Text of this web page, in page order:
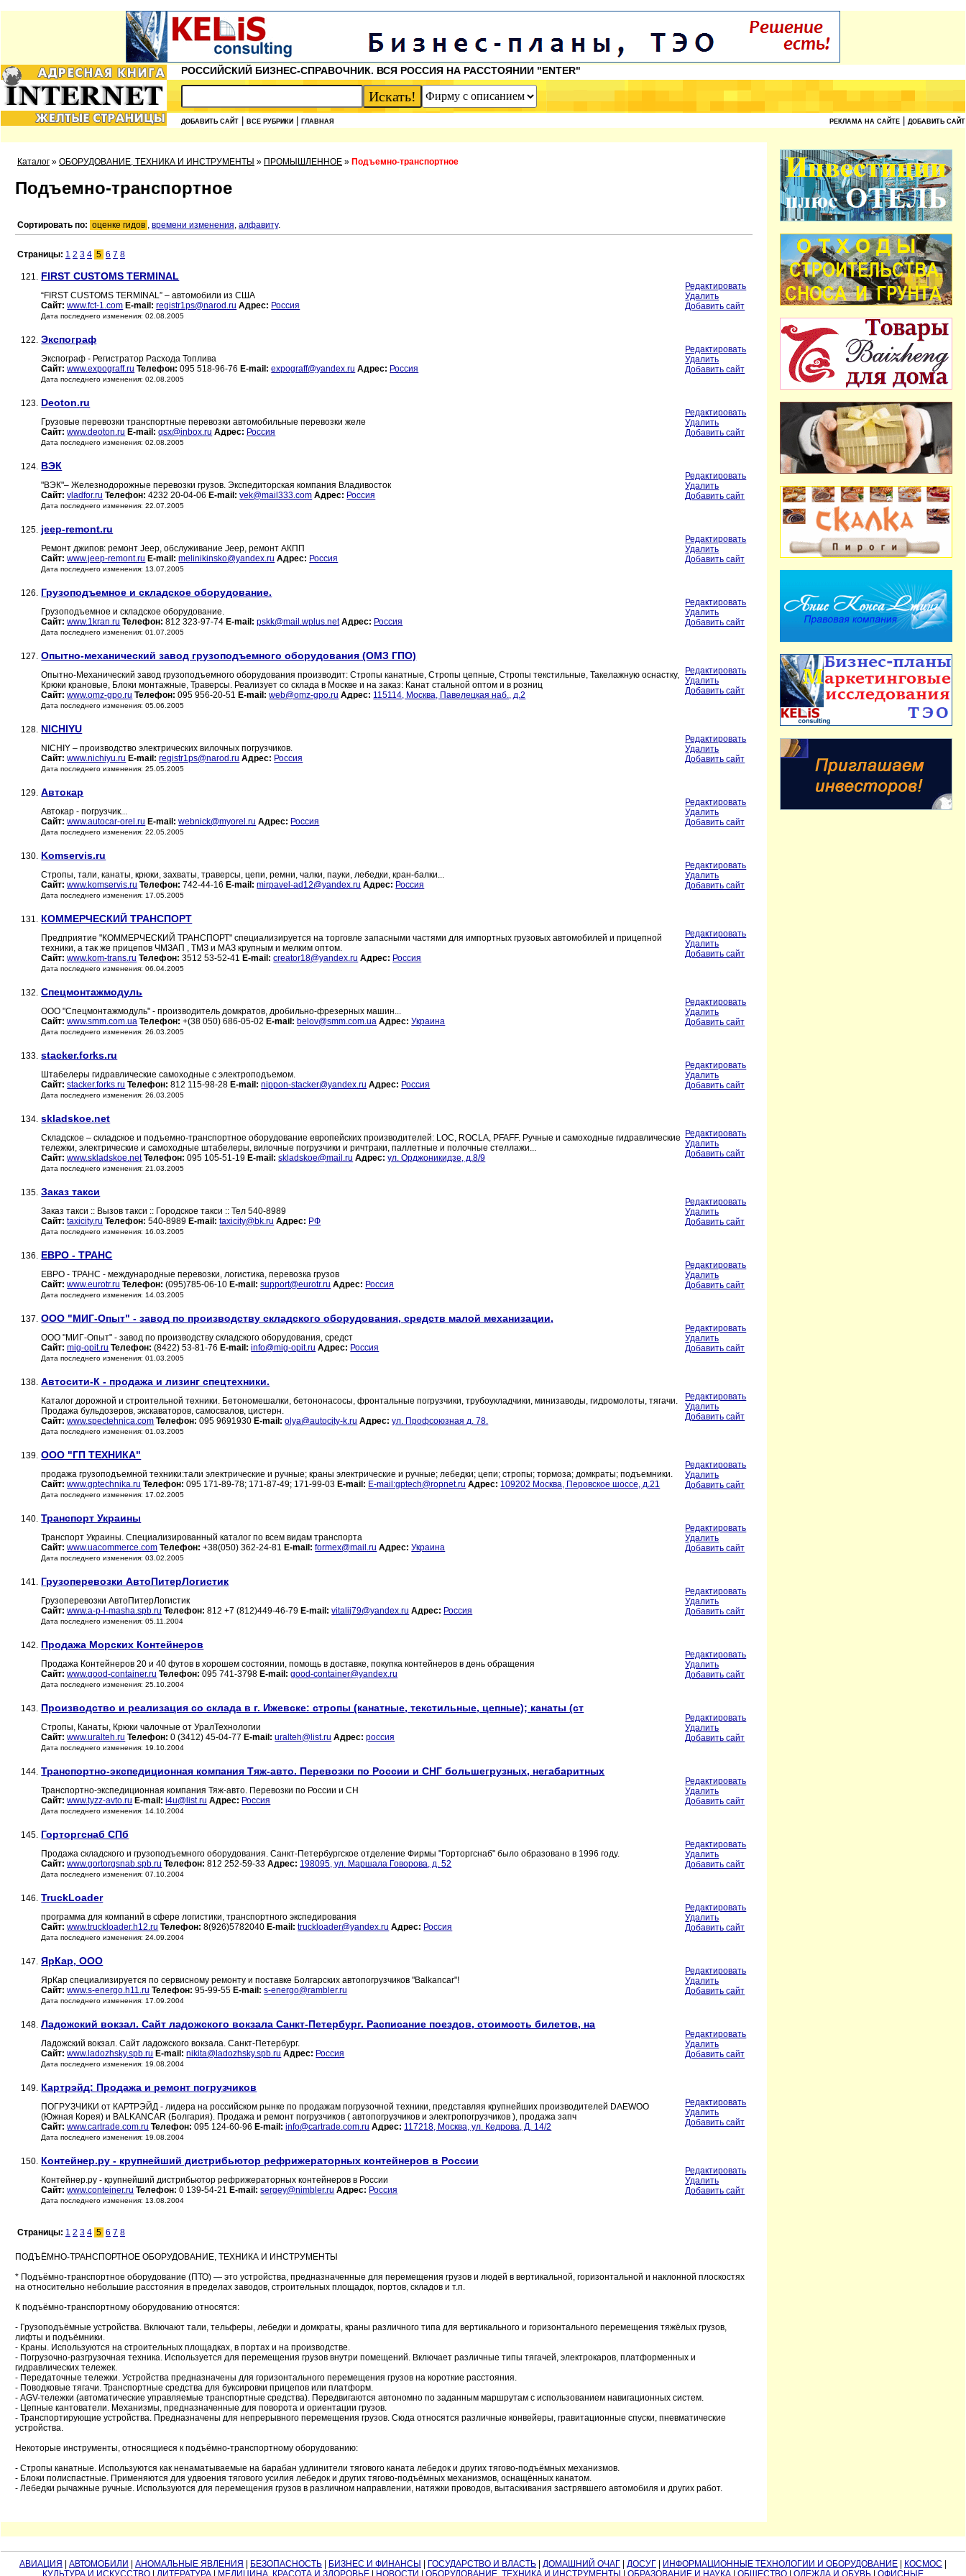
РОССИЙСКИЙ БИЗНЕС-СПРАВОЧНИК. ВСЯ РОССИЯ НА РАССТОЯНИИ "ENTER"
ДОБАВИТЬ САЙТ ВСЕ РУБРИКИ ГЛАВНАЯ РЕКЛАМА НА САЙТЕ ДОБАВИТЬ САЙТ
Каталог » ОБОРУДОВАНИЕ, ТЕХНИКА И ИНСТРУМЕНТЫ » ПРОМЫШЛЕННОЕ » Подъемно-транспортное
Подъемно-транспортное
Сортировать по: оценке гидов , времени изменения, алфавиту.
Страницы: 1 2 3 4 5 6 7 8
121. FIRST CUSTOMS TERMINAL
“FIRST CUSTOMS TERMINAL” – автомобили из США
Сайт: www.fct-1.com E-mail: registr1ps@narod.ru Адрес: Россия
Дата последнего изменения: 02.08.2005
Редактировать
Удалить
Добавить сайт
122. Экспограф
Экспограф - Регистратор Расхода Топлива
Сайт: www.expograff.ru Телефон: 095 518-96-76 E-mail: expograff@yandex.ru Адрес: Россия
Дата последнего изменения: 02.08.2005
Редактировать
Удалить
Добавить сайт
123. Deoton.ru
Грузовые перевозки транспортные перевозки автомобильные перевозки желе
Сайт: www.deoton.ru E-mail: qsx@inbox.ru Адрес: Россия
Дата последнего изменения: 02.08.2005
Редактировать
Удалить
Добавить сайт
124. ВЭК
"ВЭК"– Железнодорожные перевозки грузов. Экспедиторская компания Владивосток
Сайт: vladfor.ru Телефон: 4232 20-04-06 E-mail: vek@mail333.com Адрес: Россия
Дата последнего изменения: 22.07.2005
Редактировать
Удалить
Добавить сайт
125. jeep-remont.ru
Ремонт джипов: ремонт Jeep, обслуживание Jeep, ремонт АКПП
Сайт: www.jeep-remont.ru E-mail: melinikinsko@yandex.ru Адрес: Россия
Дата последнего изменения: 13.07.2005
Редактировать
Удалить
Добавить сайт
126. Грузоподъемное и складское оборудование.
Грузоподъемное и складское оборудование.
Сайт: www.1kran.ru Телефон: 812 323-97-74 E-mail: pskk@mail.wplus.net Адрес: Россия
Дата последнего изменения: 01.07.2005
Редактировать
Удалить
Добавить сайт
127. Опытно-механический завод грузоподъемного оборудования (ОМЗ ГПО)
Опытно-Механический завод грузоподъемного оборудования производит: Стропы канатные, Стропы цепные, Стропы текстильные, Такелажную оснастку,
Крюки крановые, Блоки монтажные, Траверсы. Реализует со склада в Москве и на заказ: Канат стальной оптом и в розниц
Сайт: www.omz-gpo.ru Телефон: 095 956-20-51 E-mail: web@omz-gpo.ru Адрес: 115114, Москва, Павелецкая наб., д.2
Дата последнего изменения: 05.06.2005
Редактировать
Удалить
Добавить сайт
128. NICHIYU
NICHIY – производство электрических вилочных погрузчиков.
Сайт: www.nichiyu.ru E-mail: registr1ps@narod.ru Адрес: Россия
Дата последнего изменения: 25.05.2005
Редактировать
Удалить
Добавить сайт
129. Автокар
Автокар - погрузчик...
Сайт: www.autocar-orel.ru E-mail: webnick@myorel.ru Адрес: Россия
Дата последнего изменения: 22.05.2005
Редактировать
Удалить
Добавить сайт
130. Komservis.ru
Cтропы, тали, канаты, крюки, захваты, траверсы, цепи, ремни, чалки, пауки, лебедки, кран-балки...
Сайт: www.komservis.ru Телефон: 742-44-16 E-mail: mirpavel-ad12@yandex.ru Адрес: Россия
Дата последнего изменения: 17.05.2005
Редактировать
Удалить
Добавить сайт
131. КОММЕРЧЕСКИЙ ТРАНСПОРТ
Предприятие "КОММЕРЧЕСКИЙ ТРАНСПОРТ" специализируется на торговле запасными частями для импортных грузовых автомобилей и прицепной
техники, а так же прицепов ЧМЗАП , ТМЗ и МАЗ крупным и мелким оптом.
Сайт: www.kom-trans.ru Телефон: 3512 53-52-41 E-mail: creator18@yandex.ru Адрес: Россия
Дата последнего изменения: 06.04.2005
Редактировать
Удалить
Добавить сайт
132. Спецмонтажмодуль
ООО "Спецмонтажмодуль" - производитель домкратов, дробильно-фрезерных машин...
Сайт: www.smm.com.ua Телефон: +(38 050) 686-05-02 E-mail: belov@smm.com.ua Адрес: Украина
Дата последнего изменения: 26.03.2005
Редактировать
Удалить
Добавить сайт
133. stacker.forks.ru
Штабелеры гидравлические самоходные с электроподъемом.
Сайт: stacker.forks.ru Телефон: 812 115-98-28 E-mail: nippon-stacker@yandex.ru Адрес: Россия
Дата последнего изменения: 26.03.2005
Редактировать
Удалить
Добавить сайт
134. skladskoe.net
Складское – складское и подъемно-транспортное оборудование европейских производителей: LOC, ROCLA, PFAFF. Ручные и самоходные гидравлические
тележки, электрические и самоходные штабелеры, вилочные погрузчики и ричтраки, паллетные и полочные стеллажи...
Сайт: www.skladskoe.net Телефон: 095 105-51-19 E-mail: skladskoe@mail.ru Адрес: ул. Орджоникидзе, д.8/9
Дата последнего изменения: 21.03.2005
Редактировать
Удалить
Добавить сайт
135. Заказ такси
Заказ такси :: Вызов такси :: Городское такси :: Тел 540-8989
Сайт: taxicity.ru Телефон: 540-8989 E-mail: taxicity@bk.ru Адрес: РФ
Дата последнего изменения: 16.03.2005
Редактировать
Удалить
Добавить сайт
136. ЕВРО - ТРАНС
ЕВРО - ТРАНС - международные перевозки, логистика, перевозка грузов
Сайт: www.eurotr.ru Телефон: (095)785-06-10 E-mail: support@eurotr.ru Адрес: Россия
Дата последнего изменения: 14.03.2005
Редактировать
Удалить
Добавить сайт
137. ООО "МИГ-Опыт" - завод по производству складского оборудования, средств малой механизации,
ООО "МИГ-Опыт" - завод по производству складского оборудования, средст
Сайт: mig-opit.ru Телефон: (8422) 53-81-76 E-mail: info@mig-opit.ru Адрес: Россия
Дата последнего изменения: 01.03.2005
Редактировать
Удалить
Добавить сайт
138. Автосити-К - продажа и лизинг спецтехники.
Каталог дорожной и строительной техники. Бетономешалки, бетононасосы, фронтальные погрузчики, трубоукладчики, минизаводы, гидромолоты, тягачи.
Продажа бульдозеров, экскаваторов, самосвалов, цистерн.
Сайт: www.spectehnica.com Телефон: 095 9691930 E-mail: olya@autocity-k.ru Адрес: ул. Профсоюзная д. 78.
Дата последнего изменения: 01.03.2005
Редактировать
Удалить
Добавить сайт
139. ООО "ГП ТЕХНИКА"
продажа грузоподъемной техники:тали электрические и ручные; краны электрические и ручные; лебедки; цепи; стропы; тормоза; домкраты; подъемники.
Сайт: www.gptechnika.ru Телефон: 095 171-89-78; 171-87-49; 171-99-03 E-mail: E-mail:gptech@ropnet.ru Адрес: 109202 Москва, Перовское шоссе, д.21
Дата последнего изменения: 17.02.2005
Редактировать
Удалить
Добавить сайт
140. Транспорт Украины
Транспорт Украины. Специализированный каталог по всем видам транспорта
Сайт: www.uacommerce.com Телефон: +38(050) 362-24-81 E-mail: formex@mail.ru Адрес: Украина
Дата последнего изменения: 03.02.2005
Редактировать
Удалить
Добавить сайт
141. Грузоперевозки АвтоПитерЛогистик
Грузоперевозки АвтоПитерЛогистик
Сайт: www.a-p-l-masha.spb.ru Телефон: 812 +7 (812)449-46-79 E-mail: vitalij79@yandex.ru Адрес: Россия
Дата последнего изменения: 05.11.2004
Редактировать
Удалить
Добавить сайт
142. Продажа Морских Контейнеров
Продажа Контейнеров 20 и 40 футов в хорошем состоянии, помощь в доставке, покупка контейнеров в день обращения
Сайт: www.good-container.ru Телефон: 095 741-3798 E-mail: good-container@yandex.ru
Дата последнего изменения: 25.10.2004
Редактировать
Удалить
Добавить сайт
143. Производство и реализация со склада в г. Ижевске: стропы (канатные, текстильные, цепные); канаты (ст
Стропы, Канаты, Крюки чалочные от УралТехнологии
Сайт: www.uralteh.ru Телефон: 0 (3412) 45-04-77 E-mail: uralteh@list.ru Адрес: россия
Дата последнего изменения: 19.10.2004
Редактировать
Удалить
Добавить сайт
144. Транспортно-экспедиционная компания Тяж-авто. Перевозки по России и СНГ большегрузных, негабаритных
Транспортно-экспедиционная компания Тяж-авто. Перевозки по России и СН
Сайт: www.tyzz-avto.ru E-mail: i4u@list.ru Адрес: Россия
Дата последнего изменения: 14.10.2004
Редактировать
Удалить
Добавить сайт
145. Горторгснаб СПб
Продажа складского и грузоподъемного оборудования. Санкт-Петербургское отделение Фирмы "Горторгснаб" было образовано в 1996 году.
Сайт: www.gortorgsnab.spb.ru Телефон: 812 252-59-33Адрес: 198095, ул. Маршала Говорова, д. 52
Дата последнего изменения: 07.10.2004
Редактировать
Удалить
Добавить сайт
146. TruckLoader
программа для компаний в сфере логистики, транспортного экспедирования
Сайт: www.truckloader.h12.ru Телефон: 8(926)5782040 E-mail: truckloader@yandex.ru Адрес: Россия
Дата последнего изменения: 24.09.2004
Редактировать
Удалить
Добавить сайт
147. ЯрКар, ООО
ЯрКар специализируется по сервисному ремонту и поставке Болгарских автопогрузчиков "Balkancar"!
Сайт: www.s-energo.h11.ru Телефон: 95-99-55 E-mail: s-energo@rambler.ru
Дата последнего изменения: 17.09.2004
Редактировать
Удалить
Добавить сайт
148. Ладожский вокзал. Сайт ладожского вокзала Санкт-Петербург. Расписание поездов, стоимость билетов, на
Ладожский вокзал. Сайт ладожского вокзала. Санкт-Петербург.
Сайт: www.ladozhsky.spb.ru E-mail: nikita@ladozhsky.spb.ru Адрес: Россия
Дата последнего изменения: 19.08.2004
Редактировать
Удалить
Добавить сайт
149. Картрэйд: Продажа и ремонт погрузчиков
ПОГРУЗЧИКИ от КАРТРЭЙД - лидера на российском рынке по продажам погрузочной техники, представляя крупнейших производителей DAEWOO
(Южная Корея) и BALKANCAR (Болгария). Продажа и ремонт погрузчиков ( автопогрузчиков и электропогрузчиков ), продажа запч
Сайт: www.cartrade.com.ru Телефон: 095 124-60-96 E-mail: info@cartrade.com.ru Адрес: 117218, Москва, ул. Кедрова, Д. 14/2
Дата последнего изменения: 19.08.2004
Редактировать
Удалить
Добавить сайт
150. Контейнер.ру - крупнейший дистрибьютор рефрижераторных контейнеров в России
Контейнер.ру - крупнейший дистрибьютор рефрижераторных контейнеров в России
Сайт: www.conteiner.ru Телефон: 0 139-54-21 E-mail: sergey@nimbler.ru Адрес: Россия
Дата последнего изменения: 13.08.2004
Редактировать
Удалить
Добавить сайт
Страницы: 1 2 3 4 5 6 7 8
ПОДЪЁМНО-ТРАНСПОРТНОЕ ОБОРУДОВАНИЕ, ТЕХНИКА И ИНСТРУМЕНТЫ
* Подъёмно-транспортное оборудование (ПТО) — это устройства, предназначенные для перемещения грузов и людей в вертикальной, горизонтальной и наклонной плоскостях
на относительно небольшие расстояния в пределах заводов, строительных площадок, портов, складов и т.п.
К подъёмно-транспортному оборудованию относятся:
- Грузоподъёмные устройства. Включают тали, тельферы, лебедки и домкраты, краны различного типа для вертикального и горизонтального перемещения тяжёлых грузов,
лифты и подъёмники.
- Краны. Используются на строительных площадках, в портах и на производстве.
- Погрузочно-разгрузочная техника. Используется для перемещения грузов внутри помещений. Включает различные типы тягачей, электрокаров, платформенных и
гидравлических тележек.
- Передаточные тележки. Устройства предназначены для горизонтального перемещения грузов на короткие расстояния.
- Поводковые тягачи. Транспортные средства для буксировки прицепов или платформ.
- AGV-тележки (автоматические управляемые транспортные средства). Передвигаются автономно по заданным маршрутам с использованием навигационных систем.
- Цепные кантователи. Механизмы, предназначенные для поворота и ориентации грузов.
- Транспортирующие устройства. Предназначены для непрерывного перемещения грузов. Сюда относятся различные конвейеры, гравитационные спуски, пневматические
устройства.
Некоторые инструменты, относящиеся к подъёмно-транспортному оборудованию:
- Стропы канатные. Используются как ненаматываемые на барабан удлинители тягового каната лебедок и других тягово-подъёмных механизмов.
- Блоки полиспастные. Применяются для удвоения тягового усилия лебедок и других тягово-подъёмных механизмов, оснащённых канатом.
- Лебедки рычажные ручные. Используются для перемещения грузов в различном направлении, натяжки проводов, вытаскивания застрявшего автомобиля и других работ.
АВИАЦИЯ АВТОМОБИЛИ АНОМАЛЬНЫЕ ЯВЛЕНИЯ БЕЗОПАСНОСТЬ БИЗНЕС И ФИНАНСЫ ГОСУДАРСТВО И ВЛАСТЬ ДОМАШНИЙ ОЧАГ ДОСУГ ИНФОРМАЦИОННЫЕ ТЕХНОЛОГИИ И ОБОРУДОВАНИЕ КОСМОС
КУЛЬТУРА И ИСКУССТВО
ЛИТЕРАТУРА МЕДИЦИНА, КРАСОТА И ЗДОРОВЬЕ НОВОСТИ ОБОРУДОВАНИЕ, ТЕХНИКА И ИНСТРУМЕНТЫ ОБРАЗОВАНИЕ И НАУКА ОБЩЕСТВО ОДЕЖДА И ОБУВЬ ОФИСНЫЕ